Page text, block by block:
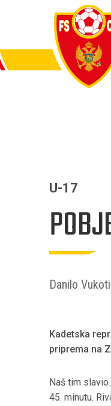
U-17
Danilo
Kadetska
priprema na
Naš tim slavio
45. minutu.